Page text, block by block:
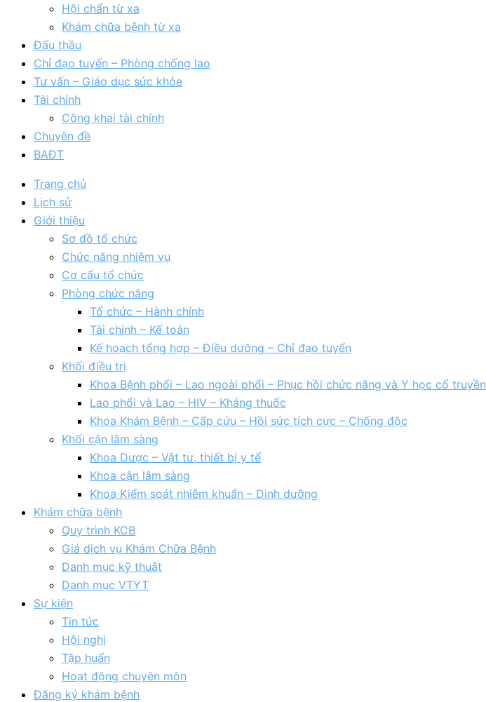
Hội chẩn từ xa
Khám chữa bệnh từ xa
Đấu thầu
Chỉ đạo tuyến – Phòng chống lao
Tư vấn – Giáo dục sức khỏe
Tài chính
Công khai tài chính
Chuyên đề
BAĐT
Trang chủ
Lịch sử
Giới thiệu
Sơ đồ tổ chức
Chức năng nhiệm vụ
Cơ cấu tổ chức
Phòng chức năng
Tổ chức – Hành chính
Tài chính – Kế toán
Kế hoạch tổng hợp – Điều dưỡng – Chỉ đạo tuyển
Khối điều trị
Khoa Bệnh phổi – Lao ngoài phổi – Phục hồi chức năng và Y học cổ truyền
Lao phổi và Lao – HIV – Kháng thuốc
Khoa Khám Bệnh – Cấp cứu – Hồi sức tích cực – Chống độc
Khối cận lâm sàng
Khoa Dược – Vật tư, thiết bị y tế
Khoa cận lâm sàng
Khoa Kiểm soát nhiễm khuẩn – Dinh dưỡng
Khám chữa bệnh
Quy trình KCB
Giá dịch vụ Khám Chữa Bệnh
Danh mục kỹ thuật
Danh mục VTYT
Sự kiện
Tin tức
Hội nghị
Tập huấn
Hoạt động chuyên môn
Đăng ký khám bệnh